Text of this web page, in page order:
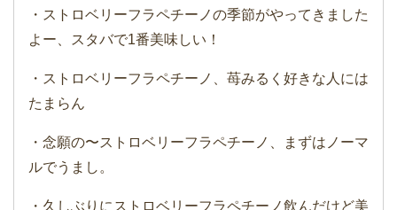
・ストロベリーフラペチーノの季節がやってきました
よー、スタバで1番美味しい！
・ストロベリーフラペチーノ、苺みるく好きな人には
たまらん
・念願の〜ストロベリーフラペチーノ、まずはノーマ
ルでうまし。
・久しぶりにストロベリーフラペチーノ飲んだけど美